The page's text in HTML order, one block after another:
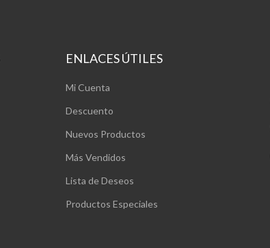
ENLACES ÚTILES
Mi Cuenta
Descuento
Nuevos Productos
Más Vendidos
Lista de Deseos
Productos Especiales